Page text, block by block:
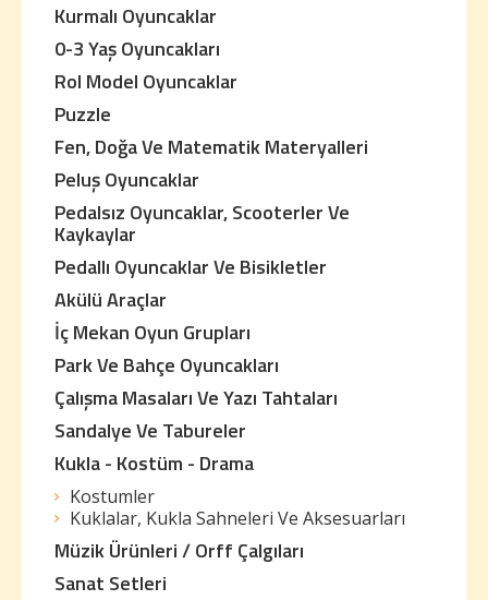
Kurmalı Oyuncaklar
0-3 Yaş Oyuncakları
Rol Model Oyuncaklar
Puzzle
Fen, Doğa Ve Matematik Materyalleri
Peluş Oyuncaklar
Pedalsız Oyuncaklar, Scooterler Ve
Kaykaylar
Pedallı Oyuncaklar Ve Bisikletler
Akülü Araçlar
İç Mekan Oyun Grupları
Park Ve Bahçe Oyuncakları
Çalışma Masaları Ve Yazı Tahtaları
Sandalye Ve Tabureler
Kukla - Kostüm - Drama
Kostumler
Kuklalar, Kukla Sahneleri Ve Aksesuarları
Müzik Ürünleri / Orff Çalgıları
Sanat Setleri